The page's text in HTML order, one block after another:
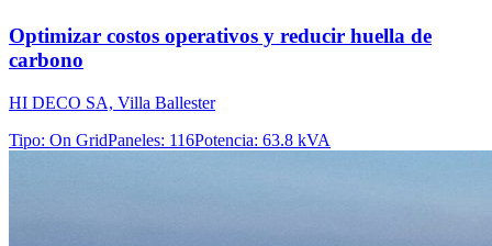
Optimizar costos operativos y reducir huella de
carbono
HI DECO SA, Villa Ballester
Tipo: On GridPaneles: 116Potencia: 63.8 kVA